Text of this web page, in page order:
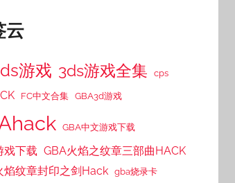
云
游戏 3ds游戏全集 cps
FC中文合集 GBA3d游戏
GBA中文游戏下载
戏下载 GBA火焰之纹章三部曲HACK
焰纹章封印之剑Hack gba烧录卡